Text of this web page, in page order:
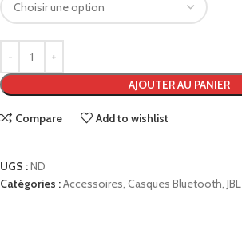
AJOUTER AU PANIER
Compare Add to wishlist
UGS :ND
Catégories :Accessoires, Casques Bluetooth, JBL